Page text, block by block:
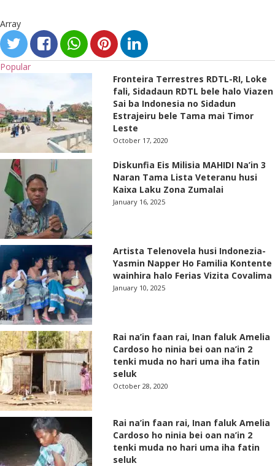
Array
Popular
Fronteira Terrestres RDTL-RI, Loke
fali, Sidadaun RDTL bele halo Viazen
Sai ba Indonesia no Sidadun
Estrajeiru bele Tama mai Timor
Leste
October 17, 2020
Diskunfia Eis Milisia MAHIDI Na’in 3
Naran Tama Lista Veteranu husi
Kaixa Laku Zona Zumalai
January 16, 2025
Artista Telenovela husi Indonezia-
Yasmin Napper Ho Familia Kontente
wainhira halo Ferias Vizita Covalima
January 10, 2025
Rai na’in faan rai, Inan faluk Amelia
Cardoso ho ninia bei oan na’in 2
tenki muda no hari uma iha fatin
seluk
October 28, 2020
Rai na’in faan rai, Inan faluk Amelia
Cardoso ho ninia bei oan na’in 2
tenki muda no hari uma iha fatin
seluk